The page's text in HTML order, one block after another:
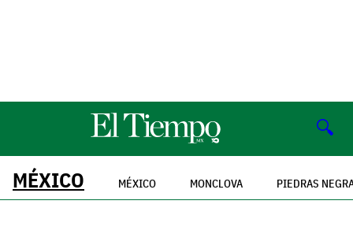
🔍
MÉXICO MÉXICO MONCLOVA PIEDRAS